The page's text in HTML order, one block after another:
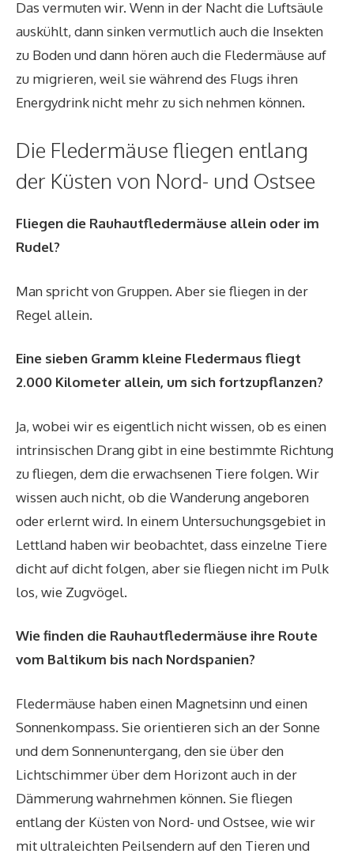
Das vermuten wir. Wenn in der Nacht die Luftsäule
auskühlt, dann sinken vermutlich auch die Insekten
zu Boden und dann hören auch die Fledermäuse auf
zu migrieren, weil sie während des Flugs ihren
Energydrink nicht mehr zu sich nehmen können.
Die Fledermäuse fliegen entlang
der Küsten von Nord- und Ostsee
Fliegen die Rauhautfledermäuse allein oder im
Rudel?
Man spricht von Gruppen. Aber sie fliegen in der
Regel allein.
Eine sieben Gramm kleine Fledermaus fliegt
2.000 Kilometer allein, um sich fortzupflanzen?
Ja, wobei wir es eigentlich nicht wissen, ob es einen
intrinsischen Drang gibt in eine bestimmte Richtung
zu fliegen, dem die erwachsenen Tiere folgen. Wir
wissen auch nicht, ob die Wanderung angeboren
oder erlernt wird. In einem Untersuchungsgebiet in
Lettland haben wir beobachtet, dass einzelne Tiere
dicht auf dicht folgen, aber sie fliegen nicht im Pulk
los, wie Zugvögel.
Wie finden die Rauhautfledermäuse ihre Route
vom ­Baltikum bis nach Nord­spanien?
Fledermäuse haben einen Magnetsinn und einen
Sonnenkompass. Sie orientieren sich an der Sonne
und dem Sonnenuntergang, den sie über den
Lichtschimmer über dem Horizont auch in der
Dämmerung wahrnehmen können. Sie fliegen
entlang der Küsten von Nord- und Ostsee, wie wir
mit ultraleichten Peilsendern auf den Tieren und